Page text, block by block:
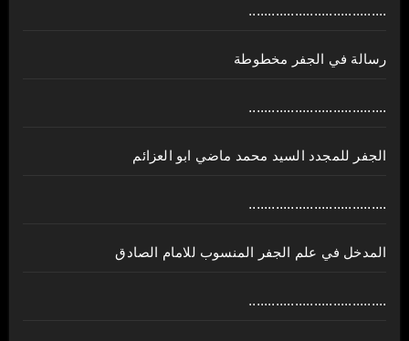
....................................
رسالة في الجفر مخطوطة
....................................
الجفر للمجدد السيد محمد ماضي ابو العزائم
....................................
المدخل في علم الجفر المنسوب للامام الصادق
....................................